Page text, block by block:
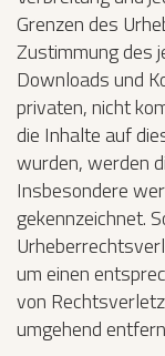
Grenzen des
Zustimmung des
Downloads und
privaten, nicht
die Inhalte auf
wurden, werden
Insbesondere
gekennzeichnet.
um einen
von
umgehend